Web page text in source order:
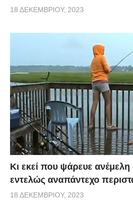
18 ΔΕΚΕΜΒΡΊΟΥ, 2023
Κι εκεί που ψάρευε
εντελώς αναπάντεχο
18 ΔΕΚΕΜΒΡΊΟΥ, 2023